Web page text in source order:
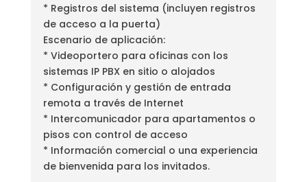
* Registros del sistema (incluyen registros
de acceso a la puerta)
Escenario de aplicación:
* Videoportero para oficinas con los
sistemas IP PBX en sitio o alojados
* Configuración y gestión de entrada
remota a través de Internet
* Intercomunicador para apartamentos o
pisos con control de acceso
* Información comercial o una experiencia
de bienvenida para los invitados.